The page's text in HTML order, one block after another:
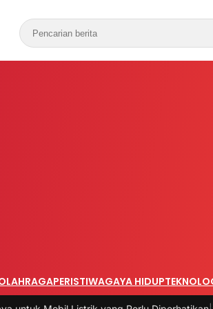
PERISTIWAGAYA HIDUP